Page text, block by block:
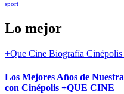
sport
Lo mejor
+Que Cine Biografía Cinépolis
Los Mejores Años de
con Cinépolis +QUE CINE